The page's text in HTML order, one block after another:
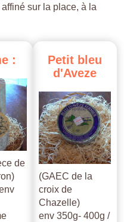
sur la place, à la
:
de
Petit bleu
d'Aveze
(GAEC de la
croix de
Chazelle)
env 350g- 400g /